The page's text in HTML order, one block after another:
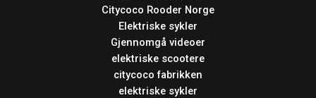
Citycoco Rooder Norge
Elektriske sykler
Gjennomgå videoer
elektriske scootere
citycoco fabrikken
elektriske sykler